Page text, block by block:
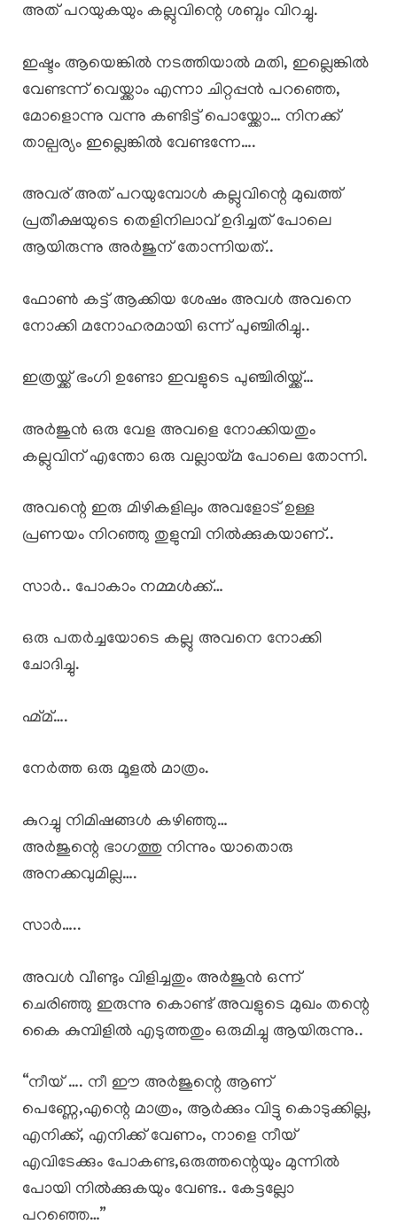
അത് പറയുകയും കല്ലുവിന്റെ ശബ്ദം വിറച്ചു.
ഇഷ്ടം ആയെങ്കിൽ നടത്തിയാൽ മതി, ഇല്ലെങ്കിൽ
വേണ്ടന്ന് വെയ്ക്കാം എന്നാ ചിറ്റപ്പൻ പറഞ്ഞെ,
മോളൊന്നു വന്നു കണ്ടിട്ട് പൊയ്ക്കോ… നിനക്ക്
താല്പര്യം ഇല്ലെങ്കിൽ വേണ്ടന്നേ….
അവര് അത് പറയുമ്പോൾ കല്ലുവിന്റെ മുഖത്ത്
പ്രതീക്ഷയുടെ തെളിനിലാവ് ഉദിച്ചത് പോലെ
ആയിരുന്നു അർജുന് തോന്നിയത്..
ഫോൺ കട്ട്‌ ആക്കിയ ശേഷം അവൾ അവനെ
നോക്കി മനോഹരമായി ഒന്ന് പുഞ്ചിരിച്ചു..
ഇത്രയ്ക്ക് ഭംഗി ഉണ്ടോ ഇവളുടെ പുഞ്ചിരിയ്ക്ക്…
അർജുൻ ഒരു വേള അവളെ നോക്കിയതും
കല്ലുവിന് എന്തോ ഒരു വല്ലായ്മ പോലെ തോന്നി.
അവന്റെ ഇരു മിഴികളിലും അവളോട് ഉള്ള
പ്രണയം നിറഞ്ഞു തുളുമ്പി നിൽക്കുകയാണ്..
സാർ.. പോകാം നമ്മൾക്ക്…
ഒരു പതർച്ചയോടെ കല്ലു അവനെ നോക്കി
ചോദിച്ചു.
ഹ്മ്മ്….
നേർത്ത ഒരു മൂളൽ മാത്രം.
കുറച്ചു നിമിഷങ്ങൾ കഴിഞ്ഞു…
അർജുന്റെ ഭാഗത്തു നിന്നും യാതൊരു
അനക്കവുമില്ല….
സാർ…..
അവൾ വീണ്ടും വിളിച്ചതും അർജുൻ ഒന്ന്
ചെരിഞ്ഞു ഇരുന്നു കൊണ്ട് അവളുടെ മുഖം തന്റെ
കൈ കുമ്പിളിൽ എടുത്തതും ഒരുമിച്ചു ആയിരുന്നു..
“നീയ് …. നീ ഈ അർജുന്റെ ആണ്
പെണ്ണേ,എന്റെ മാത്രം, ആർക്കും വിട്ടു കൊടുക്കില്ല,
എനിക്ക്, എനിക്ക് വേണം, നാളെ നീയ്
എവിടേക്കും പോകണ്ട,ഒരുത്തന്റെയും മുന്നിൽ
പോയി നിൽക്കുകയും വേണ്ട.. കേട്ടല്ലോ
പറഞ്ഞെ…”